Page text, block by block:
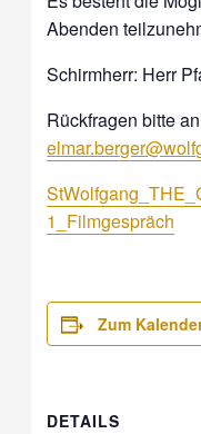
Abenden
Schirmherr: Herr
Rückfragen bitte
1_Filmgespräch
Zum
DETAILS